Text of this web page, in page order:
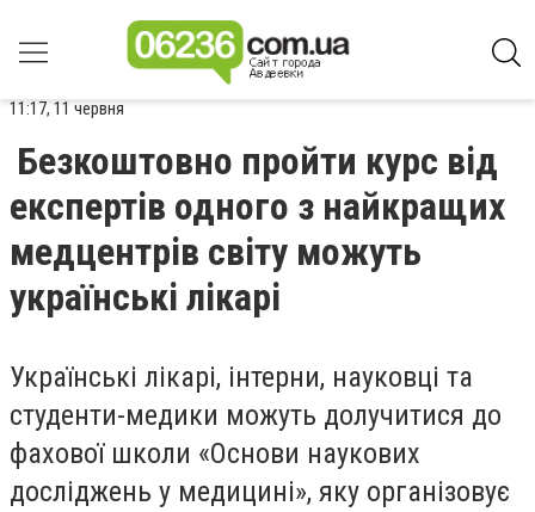
11:17, 11 червня
Безкоштовно пройти курс від
експертів одного з найкращих
медцентрів світу можуть
українські лікарі
Українські лікарі, інтерни, науковці та
студенти-медики можуть долучитися до
фахової школи «Основи наукових
досліджень у медицині», яку організовує